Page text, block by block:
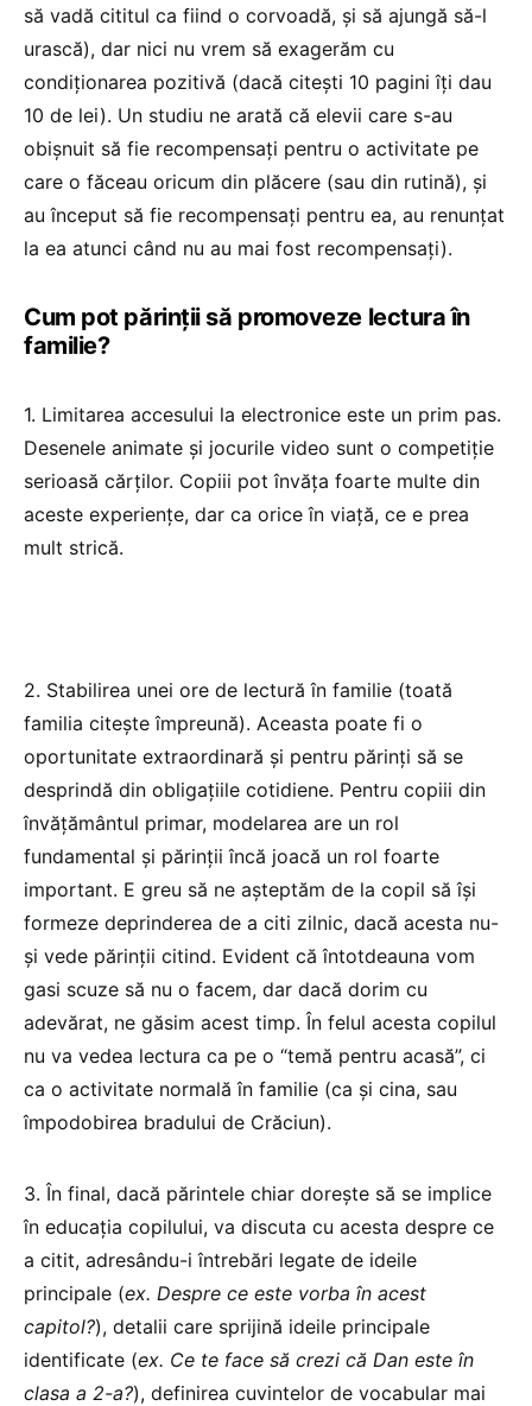
să vadă cititul ca fiind o corvoadă, și să ajungă să-l
urască), dar nici nu vrem să exagerăm cu
condiționarea pozitivă (dacă citești 10 pagini îți dau
10 de lei). Un studiu ne arată că elevii care s-au
obișnuit să fie recompensați pentru o activitate pe
care o făceau oricum din plăcere (sau din rutină), și
au început să fie recompensați pentru ea, au renunțat
la ea atunci când nu au mai fost recompensați).
Cum pot părinții să promoveze lectura în
familie?
1. Limitarea accesului la electronice este un prim pas.
Desenele animate și jocurile video sunt o competiție
serioasă cărților. Copiii pot învăța foarte multe din
aceste experiențe, dar ca orice în viață, ce e prea
mult strică.
2. Stabilirea unei ore de lectură în familie (toată
familia citește împreună). Aceasta poate fi o
oportunitate extraordinară și pentru părinți să se
desprindă din obligațiile cotidiene. Pentru copiii din
învățământul primar, modelarea are un rol
fundamental și părinții încă joacă un rol foarte
important. E greu să ne așteptăm de la copil să își
formeze deprinderea de a citi zilnic, dacă acesta nu-
și vede părinții citind. Evident că întotdeauna vom
gasi scuze să nu o facem, dar dacă dorim cu
adevărat, ne găsim acest timp. În felul acesta copilul
nu va vedea lectura ca pe o “temă pentru acasă”, ci
ca o activitate normală în familie (ca și cina, sau
împodobirea bradului de Crăciun).
3. În final, dacă părintele chiar dorește să se implice
în educația copilului, va discuta cu acesta despre ce
a citit, adresându-i întrebări legate de ideile
principale (ex. Despre ce este vorba în acest
capitol?), detalii care sprijină ideile principale
identificate (ex. Ce te face să crezi că Dan este în
clasa a 2-a?), definirea cuvintelor de vocabular mai